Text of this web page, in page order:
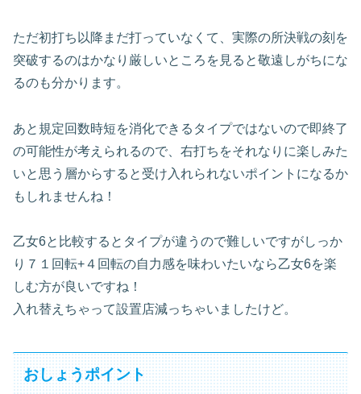
ただ初打ち以降まだ打っていなくて、実際の所決戦の刻を
突破するのはかなり厳しいところを見ると敬遠しがちにな
るのも分かります。
あと規定回数時短を消化できるタイプではないので即終了
の可能性が考えられるので、右打ちをそれなりに楽しみた
いと思う層からすると受け入れられないポイントになるか
もしれませんね！
乙女6と比較するとタイプが違うので難しいですがしっか
り７１回転+４回転の自力感を味わいたいなら乙女6を楽
しむ方が良いですね！
入れ替えちゃって設置店減っちゃいましたけど。
おしょうポイント